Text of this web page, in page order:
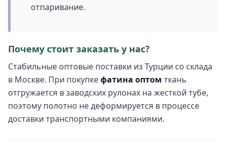
отпаривание.
Почему стоит заказать у нас?
Стабильные оптовые поставки из Турции со склада
в Москве. При покупкефатина оптом ткань
отгружается в заводских рулонах на жесткой тубе,
поэтому полотно не деформируется в процессе
доставки транспортными компаниями.